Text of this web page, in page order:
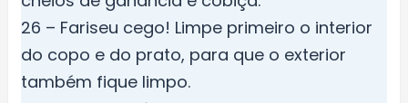
26 – Fariseu cego! Limpe primeiro o interior
do copo e do prato, para que o exterior
também fique limpo.